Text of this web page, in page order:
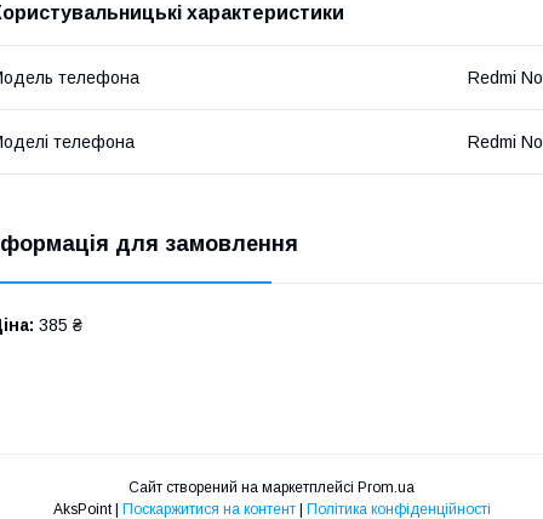
характеристики
телефона Redmi
телефона Redmi
для замовлення
385 ₴
Сайт створений на маркетплейсі Prom.ua
AksPoint | Поскаржитися на контент | Політика конфіденційності